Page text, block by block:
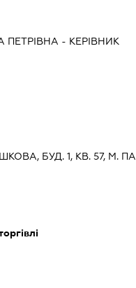
ПЕТРІВНА - КЕРІВНИК
БУД. 1, КВ. 57, М.